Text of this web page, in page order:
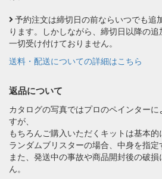
予約注文は締切日の前ならいつでも追
ります。しかしながら、締切日以降の
一切受け付けておりません。
送料・配送についての詳細はこちら
返品について
カタログの写真ではプロのペインターに
すが、
もちろんご購入いただくキットは基本的
ランダムブリスターの場合、中身を指定
また、発送中の事故や商品開封後の破
ん。